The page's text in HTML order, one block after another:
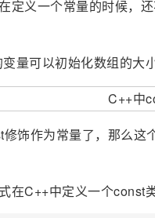
定义一个常量的时候，
量可以初始化数组的大
饰作为常量了，那么
在C++中定义一个const